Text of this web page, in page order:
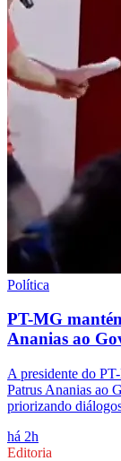
Política
PT-MG
Ananias ao
A presidente do
Patrus Ananias ao
priorizando
há 2h
Editoria